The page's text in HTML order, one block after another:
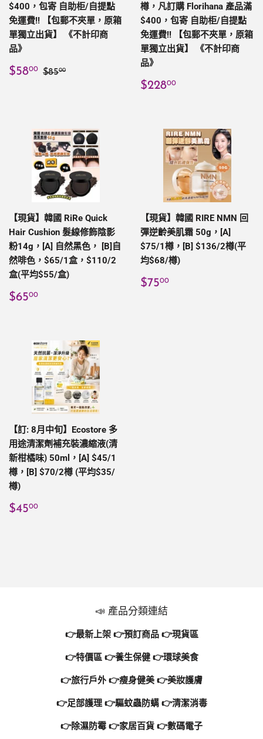
$400，包寄 自助柜/自提點
免運費!! 【包郵不夾單，原箱
單獨立出貨】 《不計印商
品》
售
$5800 $58.00
定價
$8500
樽，凡訂購 Florihana 產品滿
$400，包寄 自助柜/自提點
免運費!! 【包郵不夾單，原箱
單獨立出貨】 《不計印商
品》
定
$22800
【現貨】韓國 RiRe Quick
Hair Cushion 髮線修飾陰影
粉14g，[A] 自然黑色， [B]自
然啡色，$65/1盒，$110/2
盒(平均$55/盒)
定
$6500
【現貨】韓國 RIRE NMN 回
彈逆齡美肌霜 50g，[A]
$75/1樽，[B] $136/2樽(平
均$68/樽)
定
$7500
【訂: 8月中旬】Ecostore 多
用途清潔劑補充裝濃縮液(清
新柑橘味) 50ml，[A] $45/1
樽，[B] $70/2樽 (平均$35/
樽)
定
$4500
📣 產品分類連結
👉最新上架 👉預訂商品 👉現貨區
👉特價區 👉養生保健 👉環球美食
👉旅行戶外 👉瘦身健美 👉美妝護膚
👉足部護理 👉驅蚊蟲防螨 👉清潔消毒
👉除濕防霉 👉家居百貨 👉數碼電子